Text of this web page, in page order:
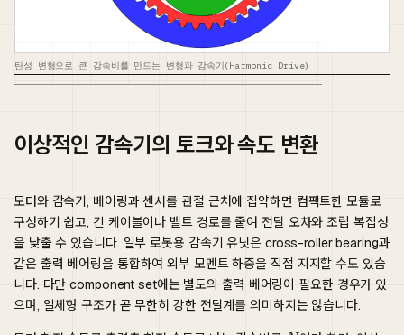
탄성 변형으로 큰 감속비를 만드는 변형파 감속기(Harmonic Drive)
이상적인 감속기의 토크와 속도 변환
모터와 감속기, 베어링과 센서를 관절 근처에 집약하면 컴팩트한 모듈로
구성하기 쉽고, 긴 케이블이나 벨트 경로를 줄여 전달 오차와 조립 복잡성
을 낮출 수 있습니다. 일부 로봇용 감속기 유닛은 cross-roller bearing과
같은 출력 베어링을 통합하여 외부 모멘트 하중을 직접 지지할 수도 있습
니다. 다만 component set에는 별도의 출력 베어링이 필요한 경우가 있
으며, 일체형 구조가 곧 무한히 강한 전달계를 의미하지는 않습니다.